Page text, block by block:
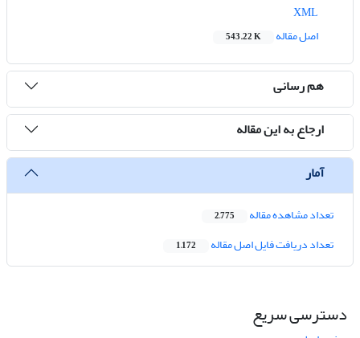
اصل مقاله
543.22 K
هم رسانی
ارجاع به این مقاله
آمار
تعداد مشاهده مقاله 2,775
تعداد دریافت فایل اصل مقاله 1,172
دسترسی سریع